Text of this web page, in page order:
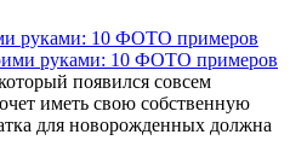
руками: 10 ФОТО примеров
появился совсем
иметь свою собственную
для новорожденных должна